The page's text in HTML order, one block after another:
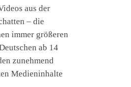
aus der
– die
immer größeren
ab 14
zunehmend
Medieninhalte